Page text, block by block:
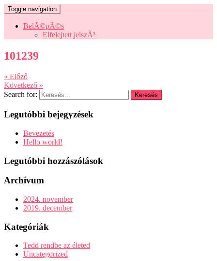
Toggle navigation
BelÃ©pÃ©s
Elfelejtett jelszÃ³
101239
« Előző
Következő »
Search for:
Legutóbbi bejegyzések
Bevezetés
Hello world!
Legutóbbi hozzászólások
Archívum
2024. november
2019. december
Kategóriák
Tedd rendbe az életed
Uncategorized